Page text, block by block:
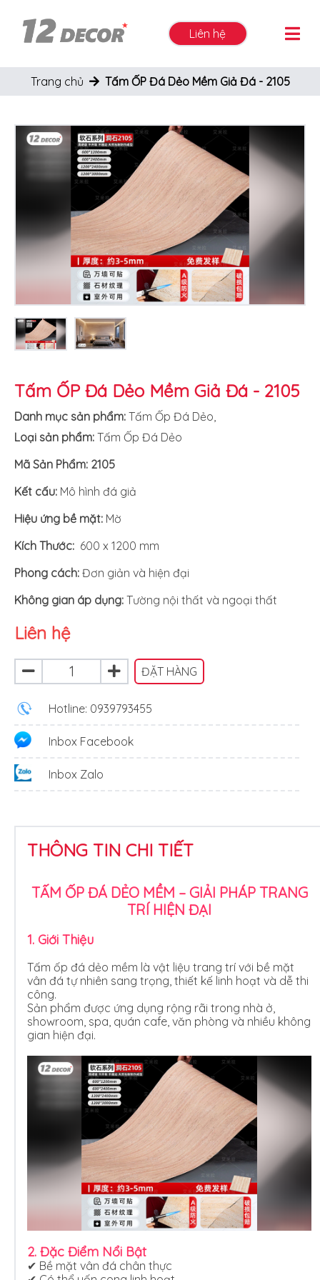
Liên hệ
Trang chủ Tấm ỐP Đá Dẻo Mềm Giả Đá - 2105
Tấm ỐP Đá Dẻo Mềm Giả Đá - 2105
Danh mục sản phẩm: Tấm Ốp Đá Dẻo
Loại sản phẩm: Tấm Ốp Đá Dẻo
Mã Sản Phẩm: 2105
Kết cấu: Mô hình đá giả
Hiệu ứng bề mặt: Mờ
Kích Thước: 600 x 1200 mm
Phong cách: Đơn giản và hiện đại
Không gian áp dụng: Tường nội thất và ngoại thất
Liên hệ
ĐẶT HÀNG
Hotline: 0939793455
Inbox Facebook
Inbox Zalo
THÔNG TIN CHI TIẾT
TẤM ỐP ĐÁ DẺO MỀM – GIẢI PHÁP TRANG
TRÍ HIỆN ĐẠI
1. Giới Thiệu
Tấm ốp đá dẻo mềm là vật liệu trang trí với bề mặt
vân đá tự nhiên sang trọng, thiết kế linh hoạt và dễ thi
công.
Sản phẩm được ứng dụng rộng rãi trong nhà ở,
showroom, spa, quán cafe, văn phòng và nhiều không
gian hiện đại.
2. Đặc Điểm Nổi Bật
✔ Bề mặt vân đá chân thực